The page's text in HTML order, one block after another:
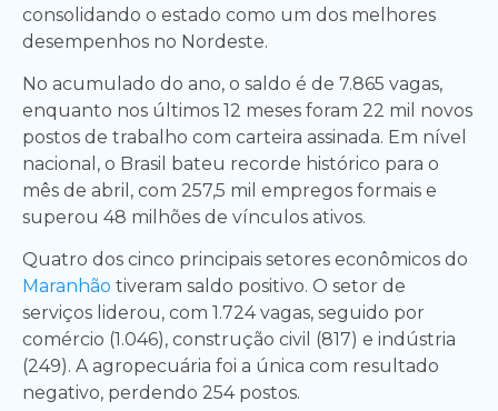
consolidando o estado como um dos melhores
desempenhos no Nordeste.
No acumulado do ano, o saldo é de 7.865 vagas,
enquanto nos últimos 12 meses foram 22 mil novos
postos de trabalho com carteira assinada. Em nível
nacional, o Brasil bateu recorde histórico para o
mês de abril, com 257,5 mil empregos formais e
superou 48 milhões de vínculos ativos.
Quatro dos cinco principais setores econômicos do
Maranhão tiveram saldo positivo. O setor de
serviços liderou, com 1.724 vagas, seguido por
comércio (1.046), construção civil (817) e indústria
(249). A agropecuária foi a única com resultado
negativo, perdendo 254 postos.